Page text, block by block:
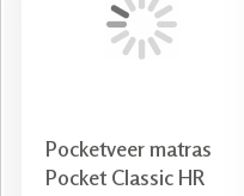
matras gratis bezorgd.
besteding meer dan
gemonteerd door ons.
Pocketveer matras
Pocket Classic HR